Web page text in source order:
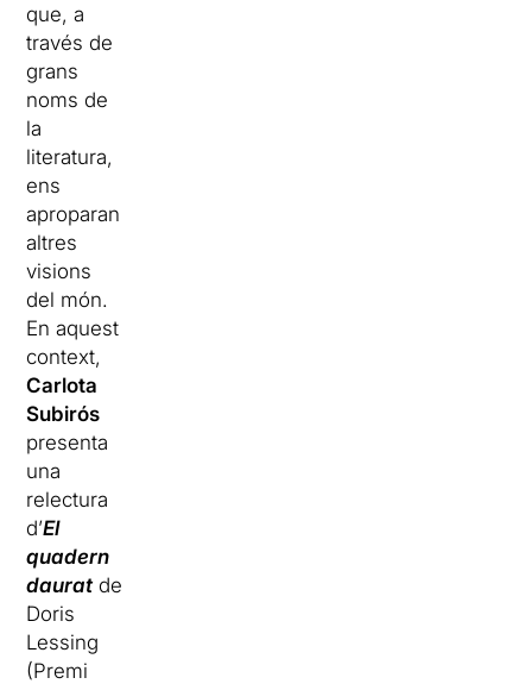
que, a
través de
grans
noms de
la
literatura,
ens
aproparan
altres
visions
del món.
En aquest
context,
Carlota
Subirós
presenta
una
relectura
d’El
quadern
dauratde
Doris
Lessing
(Premi